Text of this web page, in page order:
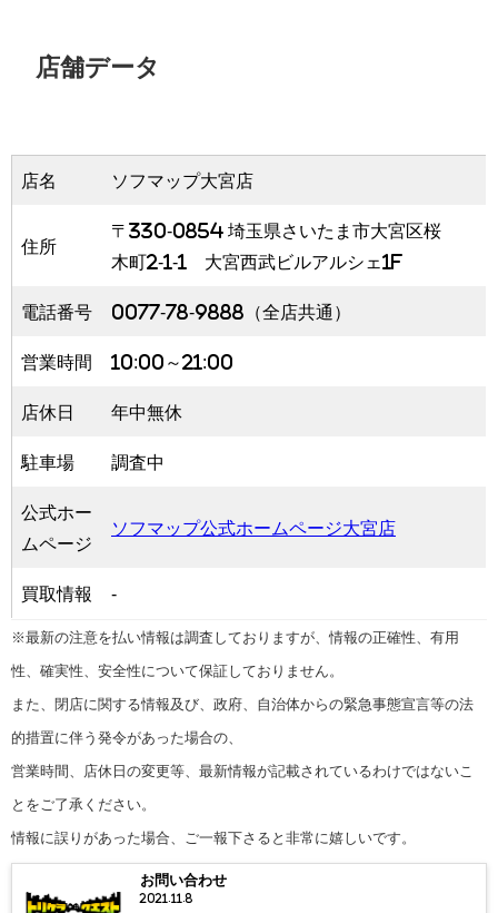
店舗データ
店名 ソフマップ大宮店
住所
〒330-0854 埼玉県さいたま市大宮区桜
木町2-1-1 大宮西武ビルアルシェ1F
電話番号 0077-78-9888（全店共通）
営業時間 10:00～21:00
店休日 年中無休
駐車場 調査中
公式ホー
ムページ
ソフマップ公式ホームページ大宮店
買取情報 -
※最新の注意を払い情報は調査しておりますが、情報の正確性、有用
性、確実性、安全性について保証しておりません。
また、閉店に関する情報及び、政府、自治体からの緊急事態宣言等の法
的措置に伴う発令があった場合の、
営業時間、店休日の変更等、最新情報が記載されているわけではないこ
とをご了承ください。
情報に誤りがあった場合、ご一報下さると非常に嬉しいです。
お問い合わせ
2021.11.8